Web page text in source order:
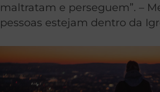
maltratam e perseguem”. –
pessoas estejam dentro da